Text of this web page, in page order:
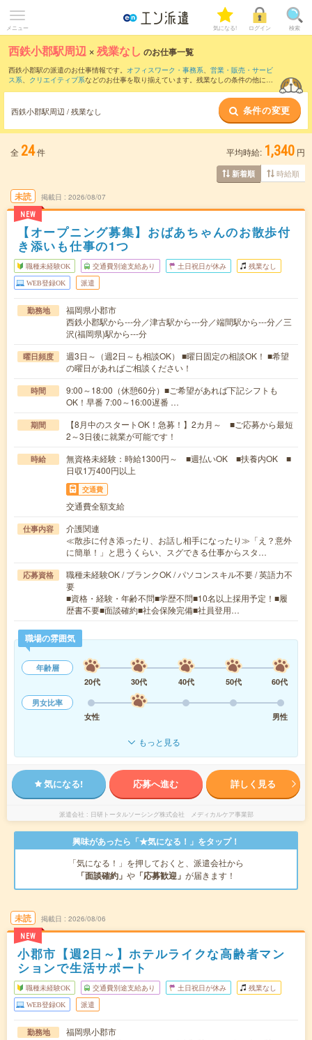
メニュー 気になる! ログイン 検索
西鉄小郡駅周辺 ×残業なし のお仕事一覧
西鉄小郡駅の派遣のお仕事情報です。 オフィスワーク・事務系、 営業・販売・サービ
ス系、 クリエイティブ系などのお仕事を取り揃えています。残業なしの条件の他に、
西鉄小郡駅周辺 / 残業なし 条件の変更
全 24件 平均時給: 1,340 円
新着順 時給順
未読
NEW
掲載日 2026/08/07
【オープニング募集】おばあちゃんのお散歩付
き添いも仕事の1つ
職種未経験OK 交通費別途支給あり 土日祝日が休み 残業なし
WEB登録OK 派遣
勤務地
福岡県小郡市
西鉄小郡駅から---分／津古駅から---分／端間駅から---分／三
沢(福岡県)駅から---分
曜日頻度
週3日～（週2日～も相談OK） ■曜日固定の相談OK！ ■希望
の曜日があればご相談ください！
時間
9:00～18:00（休憩60分）■ご希望があれば下記シフトも
OK！早番 7:00～16:00遅番 …
期間
【8月中のスタートOK！急募！】2カ月～ ■ご応募から最短
2～3日後に就業が可能です！
時給
無資格未経験：時給1300円～ ■週払いOK ■扶養内OK ■
日収1万400円以上
交通費
交通費全額支給
仕事内容
介護関連
≪散歩に付き添ったり、お話し相手になったり≫「え？意外
に簡単！」と思うくらい、スグできる仕事からスタ…
応募資格
職種未経験OK / ブランクOK / パソコンスキル不要 / 英語力不
要
■資格・経験・年齢不問■学歴不問■10名以上採用予定！■履
歴書不要■面談確約■社会保険完備■社員登用…
職場の雰囲気
年齢層
20代
30代 40代 50代
60代
男女比率
女性
男性
もっと見る
気になる! 応募へ進む 詳しく見る
派遣会社 日研トータルソーシング株式会社 メディカルケア事業部
興味があったら「★気になる！」をタップ！
「気になる！」を押しておくと、派遣会社から
「面談確約」 や 「応募歓迎」 が届きます！
未読
NEW
掲載日 2026/08/06
小郡市【週2日～】ホテルライクな高齢者マン
ションで生活サポート
職種未経験OK 交通費別途支給あり 土日祝日が休み 残業なし
WEB登録OK 派遣
勤務地
福岡県小郡市